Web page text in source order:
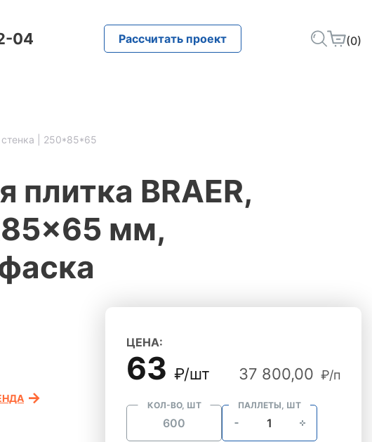
04 Рассчитать проект (0)
| 250*85*65
плитка BRAER,
мм,
ЦЕНА:
63 ₽/шт 37 800,00 ₽/п
КОЛ-ВО, ШТ ПАЛЛЕТЫ, ШТ